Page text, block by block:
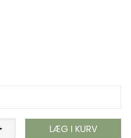
LÆG I KURV